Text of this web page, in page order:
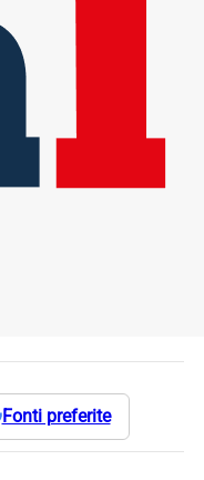
Fonti preferite